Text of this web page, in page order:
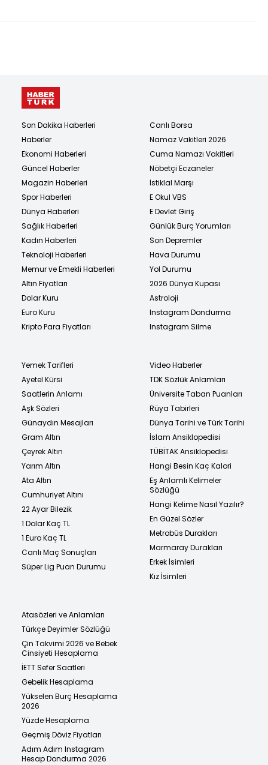
Son Dakika Haberleri
Haberler
Ekonomi Haberleri
Güncel Haberler
Magazin Haberleri
Spor Haberleri
Dünya Haberleri
Sağlık Haberleri
Kadın Haberleri
Teknoloji Haberleri
Memur ve Emekli Haberleri
Altın Fiyatları
Dolar Kuru
Euro Kuru
Kripto Para Fiyatları
Canlı Borsa
Namaz Vakitleri 2026
Cuma Namazı Vakitleri
Nöbetçi Eczaneler
İstiklal Marşı
E Okul VBS
E Devlet Giriş
Günlük Burç Yorumları
Son Depremler
Hava Durumu
Yol Durumu
2026 Dünya Kupası
Astroloji
Instagram Dondurma
Instagram Silme
Yemek Tarifleri
Ayetel Kürsi
Saatlerin Anlamı
Aşk Sözleri
Günaydın Mesajları
Gram Altın
Çeyrek Altın
Yarım Altın
Ata Altın
Cumhuriyet Altını
22 Ayar Bilezik
1 Dolar Kaç TL
1 Euro Kaç TL
Canlı Maç Sonuçları
Süper Lig Puan Durumu
Video Haberler
TDK Sözlük Anlamları
Üniversite Taban Puanları
Rüya Tabirleri
Dünya Tarihi ve Türk Tarihi
İslam Ansiklopedisi
TÜBİTAK Ansiklopedisi
Hangi Besin Kaç Kalori
Eş Anlamlı Kelimeler
Sözlüğü
Hangi Kelime Nasıl Yazılır?
En Güzel Sözler
Metrobüs Durakları
Marmaray Durakları
Erkek İsimleri
Kız İsimleri
Atasözleri ve Anlamları
Türkçe Deyimler Sözlüğü
Çin Takvimi 2026 ve Bebek
Cinsiyeti Hesaplama
İETT Sefer Saatleri
Gebelik Hesaplama
Yükselen Burç Hesaplama
2026
Yüzde Hesaplama
Geçmiş Döviz Fiyatları
Adım Adım Instagram
Hesap Dondurma 2026